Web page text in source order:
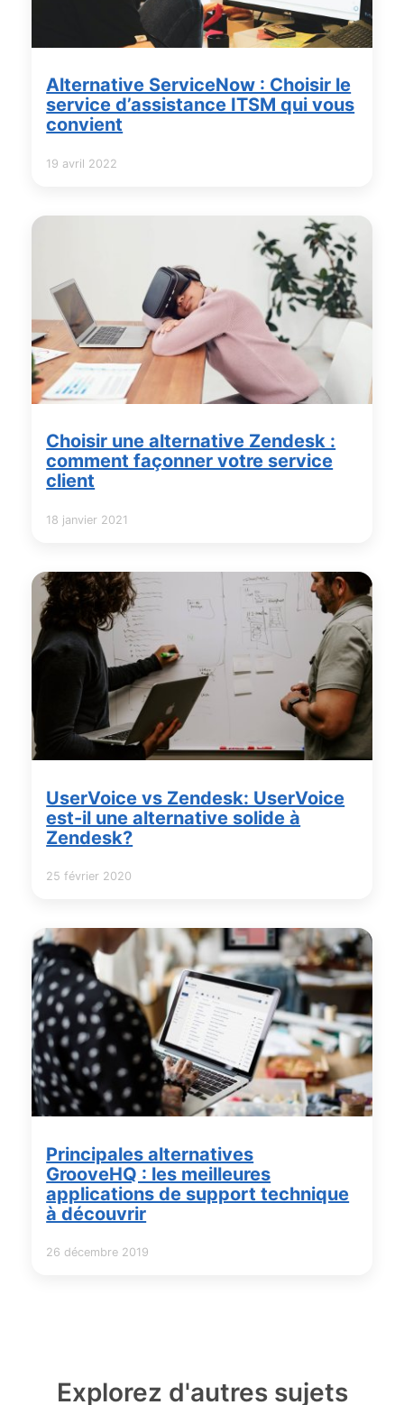
Alternative ServiceNow : Choisir le
service d’assistance ITSM qui vous
convient
19 avril 2022
Choisir une alternative Zendesk :
comment façonner votre service
client
18 janvier 2021
UserVoice vs Zendesk: UserVoice
est-il une alternative solide à
Zendesk?
25 février 2020
Principales alternatives
GrooveHQ : les meilleures
applications de support technique
à découvrir
26 décembre 2019
Explorez d'autres sujets